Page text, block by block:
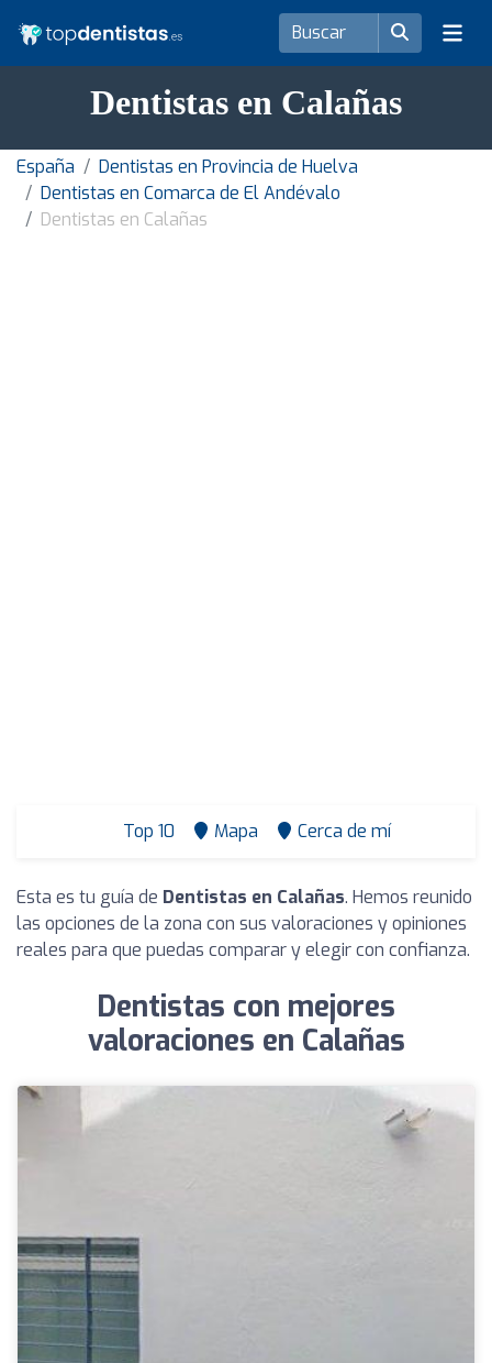
Dentistas en Calañas
España
Dentistas en Provincia de Huelva
Dentistas en Comarca de El Andévalo
Dentistas en Calañas
Top 10 Mapa Cerca de mí
Esta es tu guía de Dentistas en Calañas. Hemos reunido
las opciones de la zona con sus valoraciones y opiniones
reales para que puedas comparar y elegir con confianza.
Dentistas con mejores
valoraciones en Calañas